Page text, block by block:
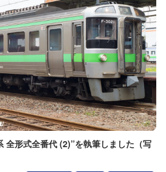
全形式全番代 (2)”を執筆しました（写